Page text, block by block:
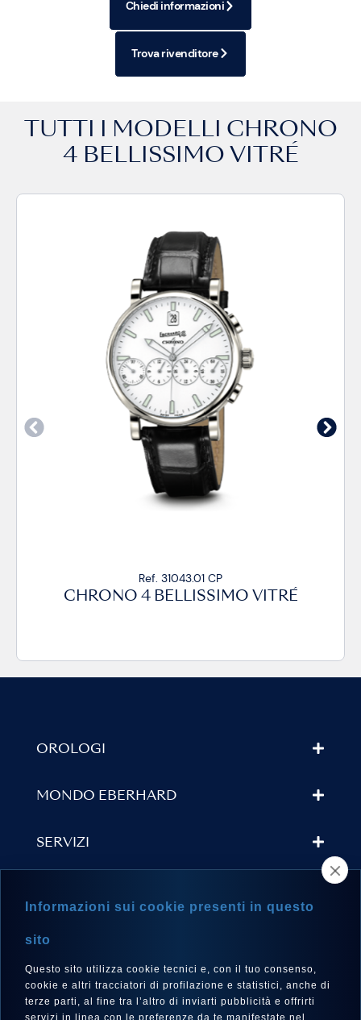
Chiedi informazioni
Trova rivenditore
TUTTI I MODELLI CHRONO
4 BELLISSIMO VITRÉ
Ref. 31043.01 CP
CHRONO 4 BELLISSIMO VITRÉ
OROLOGI
MONDO EBERHARD
SERVIZI
LINGUA
Informazioni sui cookie presenti in questo
sito
Questo sito utilizza cookie tecnici e, con il tuo consenso,
cookie e altri tracciatori di profilazione e statistici, anche di
terze parti, al fine tra l’altro di inviarti pubblicità e offrirti
servizi in linea con le preferenze da te manifestate nel